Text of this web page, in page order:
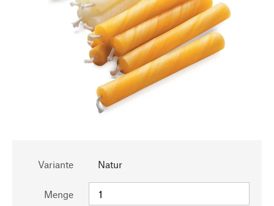
Variante Natur
Menge